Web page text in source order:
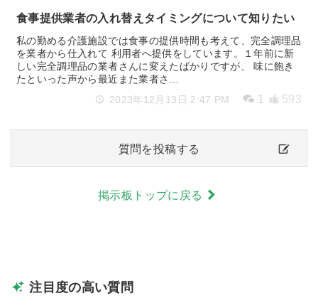
食事提供業者の入れ替えタイミングについて知りたい
私の勤める介護施設では食事の提供時間も考えて、完全調理品
を業者から仕入れて 利用者へ提供をしています。１年前に新
しい完全調理品の業者さんに変えたばかりですが、 味に飽き
たといった声から最近また業者さ…
2023年12月13日 2:47 PM
1 593
質問を投稿する
掲示板トップに戻る
注目度の高い質問